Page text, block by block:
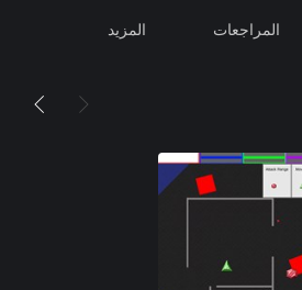
المراجعات المزيد